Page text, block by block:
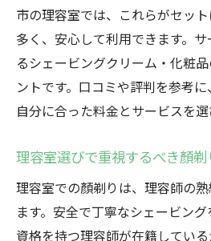
市の理容室では、これらがセッ
多く、安心して利用できます。
るシェービングクリーム・化粧
ントです。口コミや評判を参考
自分に合った料金とサービスを選
理容室選びで重視するべき顏
理容室での顏剃りは、理容師の
ます。安全で丁寧なシェービン
資格を持つ理容師が在籍してい